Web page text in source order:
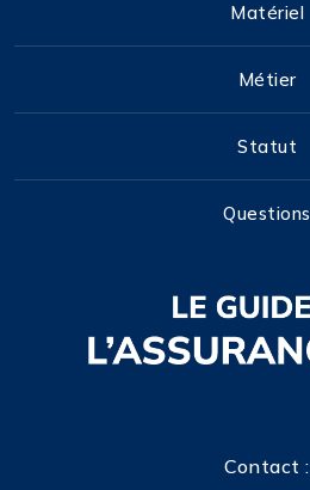
Matériel
Métier
Statut
Questions
Contact :